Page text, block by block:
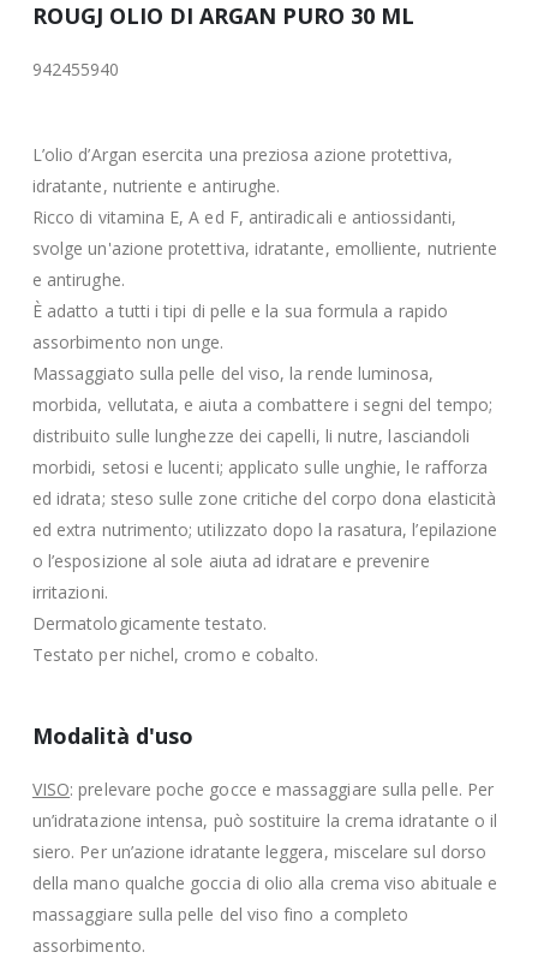
ROUGJ OLIO DI ARGAN PURO 30 ML
942455940
L’olio d’Argan esercita una preziosa azione protettiva,
idratante, nutriente e antirughe.
Ricco di vitamina E, A ed F, antiradicali e antiossidanti,
svolge un'azione protettiva, idratante, emolliente, nutriente
e antirughe.
È adatto a tutti i tipi di pelle e la sua formula a rapido
assorbimento non unge.
Massaggiato sulla pelle del viso, la rende luminosa,
morbida, vellutata, e aiuta a combattere i segni del tempo;
distribuito sulle lunghezze dei capelli, li nutre, lasciandoli
morbidi, setosi e lucenti; applicato sulle unghie, le rafforza
ed idrata; steso sulle zone critiche del corpo dona elasticità
ed extra nutrimento; utilizzato dopo la rasatura, l’epilazione
o l’esposizione al sole aiuta ad idratare e prevenire
irritazioni.
Dermatologicamente testato.
Testato per nichel, cromo e cobalto.
Modalità d'uso
VISO: prelevare poche gocce e massaggiare sulla pelle. Per
un’idratazione intensa, può sostituire la crema idratante o il
siero. Per un’azione idratante leggera, miscelare sul dorso
della mano qualche goccia di olio alla crema viso abituale e
massaggiare sulla pelle del viso fino a completo
assorbimento.